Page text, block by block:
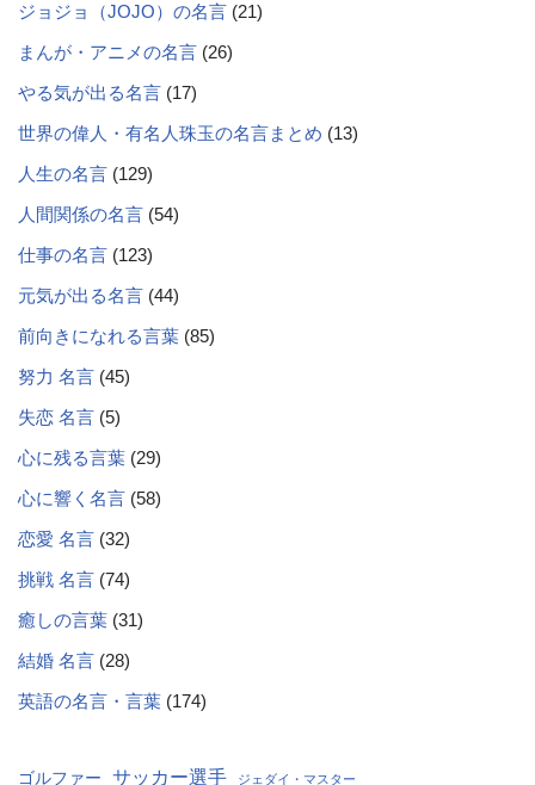
ジョジョ（JOJO）の名言 (21)
まんが・アニメの名言 (26)
やる気が出る名言 (17)
世界の偉人・有名人珠玉の名言まとめ (13)
人生の名言 (129)
人間関係の名言 (54)
仕事の名言 (123)
元気が出る名言 (44)
前向きになれる言葉 (85)
努力 名言 (45)
失恋 名言 (5)
心に残る言葉 (29)
心に響く名言 (58)
恋愛 名言 (32)
挑戦 名言 (74)
癒しの言葉 (31)
結婚 名言 (28)
英語の名言・言葉 (174)
ゴルファー サッカー選手 ジェダイ・マスター